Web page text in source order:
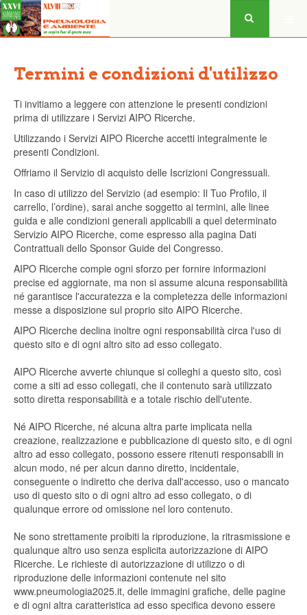
Termini e condizioni d'utilizzo
Ti invitiamo a leggere con attenzione le presenti condizioni
prima di utilizzare i Servizi AIPO Ricerche.
Utilizzando i Servizi AIPO Ricerche accetti integralmente le
presenti Condizioni.
Offriamo il Servizio di acquisto delle Iscrizioni Congressuali.
In caso di utilizzo del Servizio (ad esempio: Il Tuo Profilo, il
carrello, l’ordine), sarai anche soggetto ai termini, alle linee
guida e alle condizioni generali applicabili a quel determinato
Servizio AIPO Ricerche, come espresso alla pagina Dati
Contrattuali dello Sponsor Guide del Congresso.
AIPO Ricerche compie ogni sforzo per fornire informazioni
precise ed aggiornate, ma non si assume alcuna responsabilità
né garantisce l'accuratezza e la completezza delle informazioni
messe a disposizione sul proprio sito AIPO Ricerche.
AIPO Ricerche declina inoltre ogni responsabilità circa l'uso di
questo sito e di ogni altro sito ad esso collegato.
AIPO Ricerche avverte chiunque si colleghi a questo sito, così
come a siti ad esso collegati, che il contenuto sarà utilizzato
sotto diretta responsabilità e a totale rischio dell'utente.
Né AIPO Ricerche, né alcuna altra parte implicata nella
creazione, realizzazione e pubblicazione di questo sito, e di ogni
altro ad esso collegato, possono essere ritenuti responsabili in
alcun modo, né per alcun danno diretto, incidentale,
conseguente o indiretto che deriva dall'accesso, uso o mancato
uso di questo sito o di ogni altro ad esso collegato, o di
qualunque errore od omissione nel loro contenuto.
Ne sono strettamente proibiti la riproduzione, la ritrasmissione e
qualunque altro uso senza esplicita autorizzazione di AIPO
Ricerche. Le richieste di autorizzazione di utilizzo o di
riproduzione delle informazioni contenute nel sito
www.pneumologia2025.it, delle immagini grafiche, delle pagine
e di ogni altra caratteristica ad esso specifica devono essere